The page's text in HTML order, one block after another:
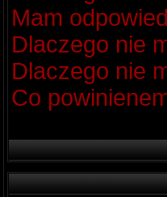
Mam
Dlaczego nie
Dlaczego nie
Co